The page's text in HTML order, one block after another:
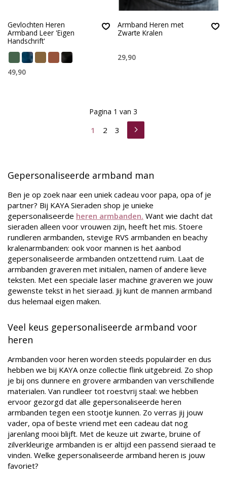
Gevlochten Heren
Armband Leer 'Eigen
Handschrift'
49,90
Armband Heren met
Zwarte Kralen
29,90
1 2 3
Pagina 1 van 3
Gepersonaliseerde armband man
Ben je op zoek naar een uniek cadeau voor papa, opa of je
partner? Bij KAYA Sieraden shop je unieke
gepersonaliseerde heren armbanden. Want wie dacht dat
sieraden alleen voor vrouwen zijn, heeft het mis. Stoere
rundleren armbanden, stevige RVS armbanden en beachy
kralenarmbanden: ook voor mannen is het aanbod
gepersonaliseerde armbanden ontzettend ruim. Laat de
armbanden graveren met initialen, namen of andere lieve
teksten. Met een speciale laser machine graveren we jouw
gewenste tekst in het sieraad. Jij kunt de mannen armband
dus helemaal eigen maken.
Veel keus gepersonaliseerde armband voor
heren
Armbanden voor heren worden steeds populairder en dus
hebben we bij KAYA onze collectie flink uitgebreid. Zo shop
je bij ons dunnere en grovere armbanden van verschillende
materialen. Van rundleer tot roestvrij staal: we hebben
ervoor gezorgd dat alle gepersonaliseerde heren
armbanden tegen een stootje kunnen. Zo verras jij jouw
vader, opa of beste vriend met een cadeau dat nog
jarenlang mooi blijft. Met de keuze uit zwarte, bruine of
zilverkleurige armbanden is er altijd een passend sieraad te
vinden. Welke gepersonaliseerde armband heren is jouw
favoriet?